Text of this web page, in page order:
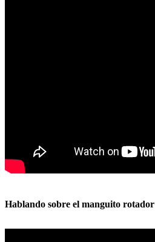
Hablando sobre el manguito rotador